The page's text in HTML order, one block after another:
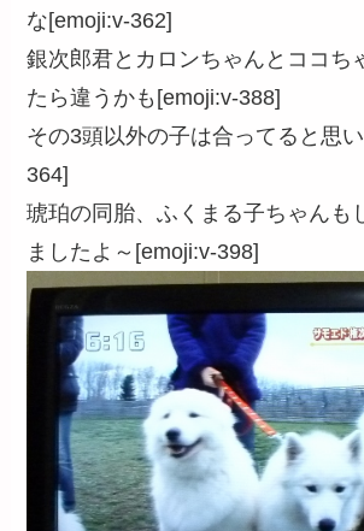
な[emoji:v-362]
銀次郎君とカロンちゃんとココち
たら違うかも[emoji:v-388]
その3頭以外の子は合ってると思
364]
琥珀の同胎、ふくまる子ちゃんも
ましたよ～[emoji:v-398]